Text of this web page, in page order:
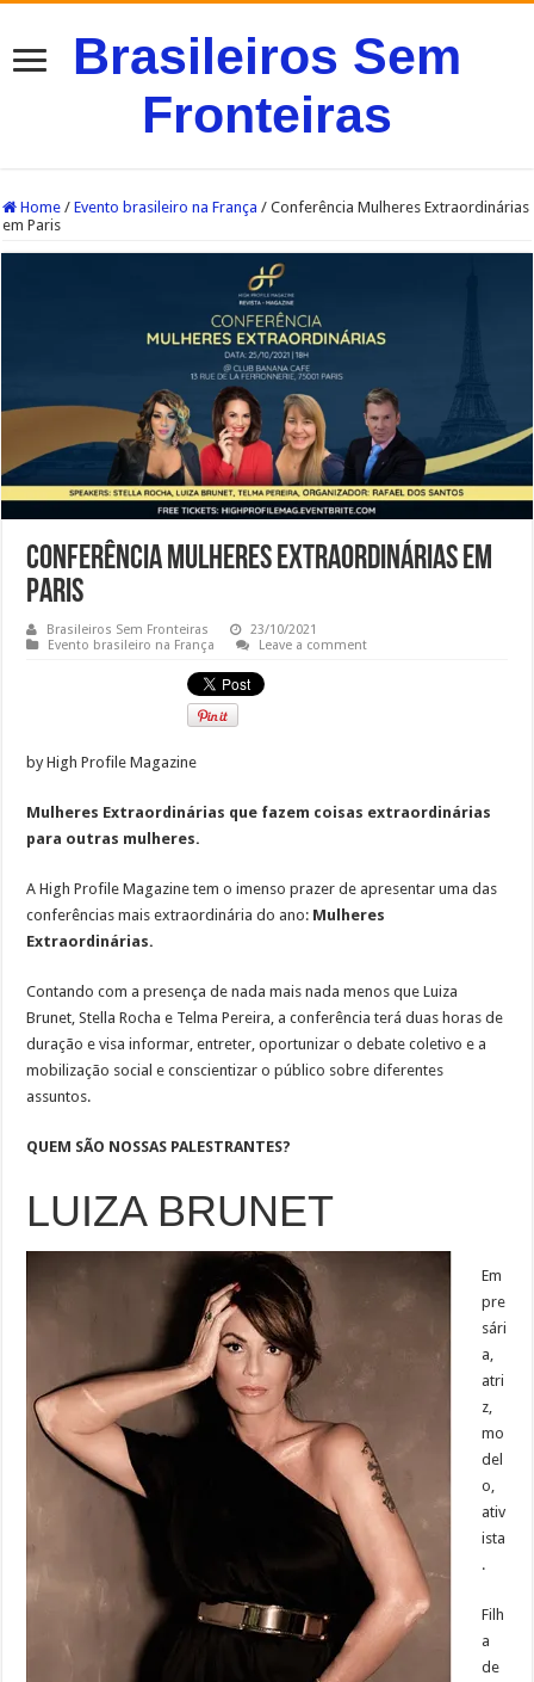
Brasileiros Sem
Fronteiras
Home / Evento brasileiro na França / Conferência Mulheres Extraordinárias
em Paris
Conferência Mulheres Extraordinárias em
Paris
Brasileiros Sem Fronteiras
23/10/2021
Evento brasileiro na França
Leave a comment
by High Profile Magazine
Mulheres Extraordinárias que fazem coisas extraordinárias
para outras mulheres.
A High Profile Magazine tem o imenso prazer de apresentar uma das
conferências mais extraordinária do ano: Mulheres
Extraordinárias.
Contando com a presença de nada mais nada menos que Luiza
Brunet, Stella Rocha e Telma Pereira, a conferência terá duas horas de
duração e visa informar, entreter, oportunizar o debate coletivo e a
mobilização social e conscientizar o público sobre diferentes
assuntos.
QUEM SÃO NOSSAS PALESTRANTES?
LUIZA BRUNET
Em
pre
sári
a,
atri
z,
mo
del
o,
ativ
ista
.
Filh
a
de